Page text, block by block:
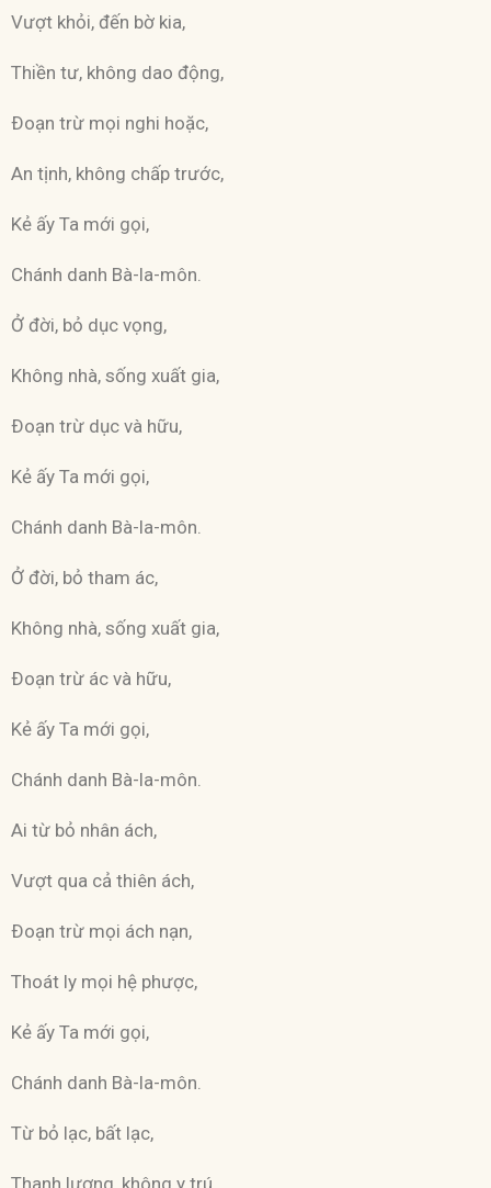
Vượt khỏi, đến bờ kia,
Thiền tư, không dao động,
Ðoạn trừ mọi nghi hoặc,
An tịnh, không chấp trước,
Kẻ ấy Ta mới gọi,
Chánh danh Bà-la-môn.
Ở đời, bỏ dục vọng,
Không nhà, sống xuất gia,
Ðoạn trừ dục và hữu,
Kẻ ấy Ta mới gọi,
Chánh danh Bà-la-môn.
Ở đời, bỏ tham ác,
Không nhà, sống xuất gia,
Ðoạn trừ ác và hữu,
Kẻ ấy Ta mới gọi,
Chánh danh Bà-la-môn.
Ai từ bỏ nhân ách,
Vượt qua cả thiên ách,
Ðoạn trừ mọi ách nạn,
Thoát ly mọi hệ phược,
Kẻ ấy Ta mới gọi,
Chánh danh Bà-la-môn.
Từ bỏ lạc, bất lạc,
Thanh lương, không y trú,